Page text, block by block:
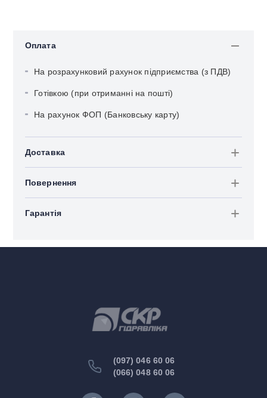
Оплата
На розрахунковий рахунок підприємства (з ПДВ)
Готівкою (при отриманні на пошті)
На рахунок ФОП (Банковську карту)
Доставка
Повернення
Гарантія
(097) 046 60 06
(066) 048 60 06